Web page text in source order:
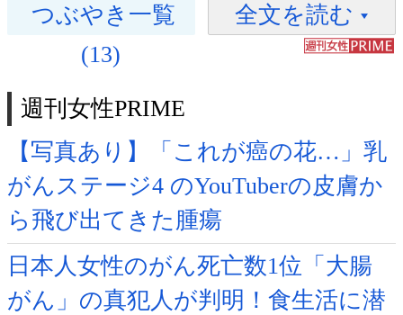
つぶやき一覧
(13)
全文を読む
週刊女性PRIME
【写真あり】「これが癌の花…」乳
がんステージ4 のYouTuberの皮膚か
ら飛び出てきた腫瘍
日本人女性のがん死亡数1位「大腸
がん」の真犯人が判明！食生活に潜